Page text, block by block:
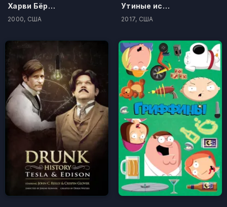
Харви Бёрдман, адвокат
2000, США
Утиные истории
2017, США